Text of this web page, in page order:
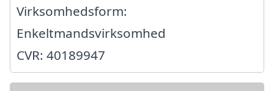
Virksomhedsform:
Enkeltmandsvirksomhed
CVR: 40189947